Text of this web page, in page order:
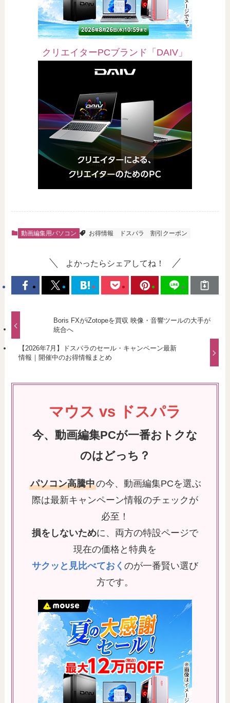
クリエイターPCブランド「DAIV」
動画編集用パソコン お得情報 ドスパラ 割引クーポン
よかったらシェアしてね！
Boris FXがiZotopeを買収 映像・音響ツールの大手が
統合へ
【2026年7月】ドスパラのセール・キャンペーン最新
情報｜開催中のお得情報まとめ
マウス vs ドスパラ
今、動画編集PCが一番おトクな
のはどっち？
パソコン高騰中の今、動画編集PCを選ぶ
際は最新キャンペーン情報のチェックが
必至！
損をしないために、両方の特設ページで
現在の価格と特典を
サクッと見比べておく のが一番賢い選び
方です。